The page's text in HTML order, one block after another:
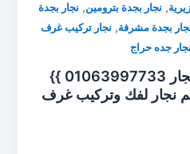
, نجار بجدة بترومين, نجار بجدة
بجدة مشرفة, نجار تركيب غرف
نجار جده حراج
افضل نجار بجدة {{ للايجار 01063997733 }}
الموبيليا ⁦معلم نجار لفك وتركيب غرف